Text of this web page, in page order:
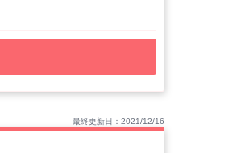
最終更新日：2021/12/16